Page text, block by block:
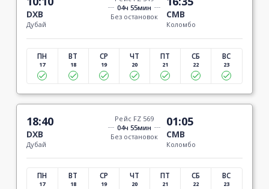
DXB
Дубай
04ч 55мин
Без остановок
CMB
Коломбо
ПН
17
ВТ
18
СР
19
ЧТ
20
ПТ
21
СБ
22
ВС
23
18:40
DXB
Дубай
Рейс FZ 569
04ч 55мин
Без остановок
01:05
CMB
Коломбо
ПН
17
ВТ
18
СР
19
ЧТ
20
ПТ
21
СБ
22
ВС
23